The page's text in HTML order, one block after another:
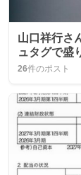
山口祥行さ
ュタグで盛
26件のポスト